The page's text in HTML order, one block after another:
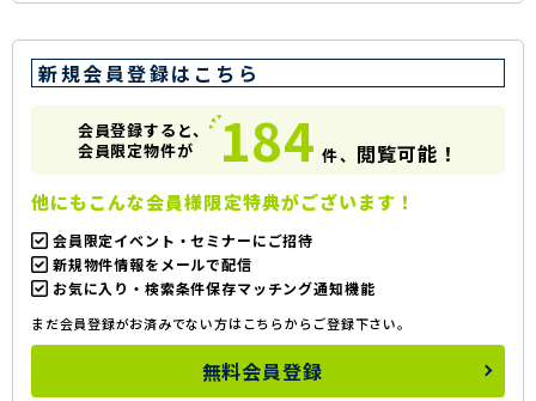
新規会員登録はこちら
会員登録すると、
会員限定物件が
184 件、 閲覧可能！
他にもこんな会員様限定特典がございます！
会員限定イベント・セミナーにご招待
新規物件情報をメールで配信
お気に入り・検索条件保存マッチング通知機能
まだ会員登録がお済みでない方はこちらからご登録下さい。
無料会員登録